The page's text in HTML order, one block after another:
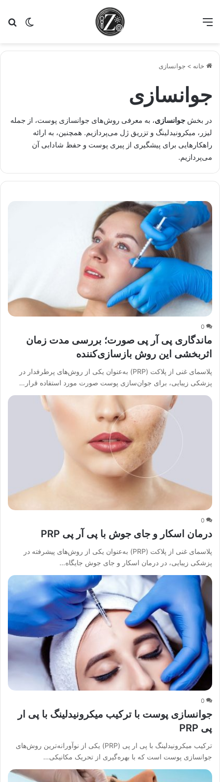
تغییر منو
خانه > جوانسازی
جوانسازی
در بخش جوانسازی، به معرفی روش‌های جوانسازی پوست، از جمله
لیزر، میکرونیدلینگ و تزریق ژل می‌پردازیم. همچنین، به ارائه
راهکارهایی برای پیشگیری از پیری پوست و حفظ شادابی آن
می‌پردازیم.
0
ماندگاری پی آر پی صورت؛ بررسی مدت زمان
اثربخشی این روش بازسازی‌کننده
پلاسمای غنی از پلاکت (PRP) به‌عنوان یکی از روش‌های پرطرفدار در
پزشکی زیبایی، برای جوان‌سازی پوست صورت مورد استفاده قرار…
0
درمان اسکار و جای جوش با پی آر پی PRP
پلاسمای غنی از پلاکت (PRP) به‌عنوان یکی از روش‌های پیشرفته در
پزشکی زیبایی، در درمان اسکار و جای جوش جایگاه…
0
جوانسازی پوست با ترکیب میکرونیدلینگ با پی ار
پی PRP
ترکیب میکرونیدلینگ با پی ار پی (PRP) یکی از نوآورانه‌ترین روش‌های
جوانسازی پوست است که با بهره‌گیری از تحریک مکانیکی…